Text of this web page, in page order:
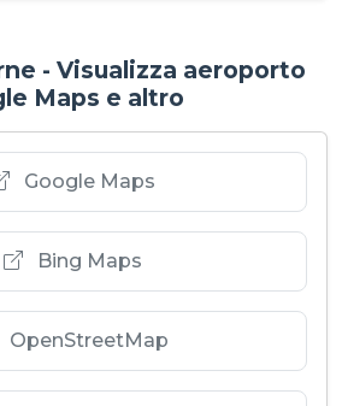
- Visualizza aeroporto
Maps e altro
Google Maps
Bing Maps
OpenStreetMap